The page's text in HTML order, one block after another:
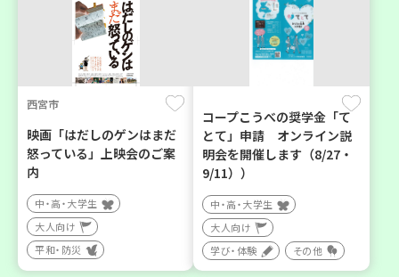
西宮市
映画「はだしのゲンはまだ
怒っている」上映会のご案
内
中・高・大学生
大人向け
平和・防災
コープこうべの奨学金「て
とて」申請 オンライン説
明会を開催します（8/27・
9/11））
中・高・大学生
大人向け
学び・体験
その他